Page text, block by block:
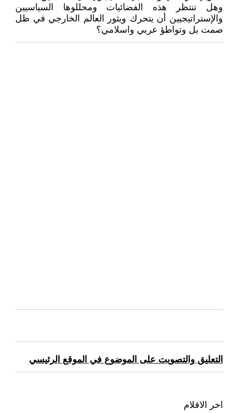
وهل تنتظر هذه الفضائيات ومحللوها السياسيين
والإستراتيجيين أن يتحرك ويثور العالم الخارجي في ظل
صمت بل وتواطؤ عربي واسلامي؟
التعليق والتصويت على الموضوع في الموقع الرئيسي
اخر الافلام